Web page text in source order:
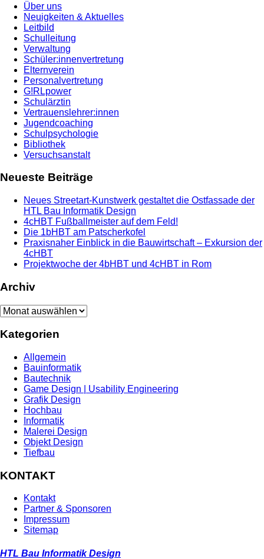
Über uns
Neuigkeiten & Aktuelles
Leitbild
Schulleitung
Verwaltung
Schüler:innenvertretung
Elternverein
Personalvertretung
G!RLpower
Schulärztin
Vertrauenslehrer:innen
Jugendcoaching
Schulpsychologie
Bibliothek
Versuchsanstalt
Neueste Beiträge
Neues Streetart-Kunstwerk gestaltet die Ostfassade der
HTL Bau Informatik Design
4cHBT Fußballmeister auf dem Feld!
Die 1bHBT am Patscherkofel
Praxisnaher Einblick in die Bauwirtschaft – Exkursion der
4cHBT
Projektwoche der 4bHBT und 4cHBT in Rom
Archiv
Archiv
Kategorien
Allgemein
Bauinformatik
Bautechnik
Game Design | Usability Engineering
Grafik Design
Hochbau
Informatik
Malerei Design
Objekt Design
Tiefbau
KONTAKT
Kontakt
Partner & Sponsoren
Impressum
Sitemap
HTL Bau Informatik Design